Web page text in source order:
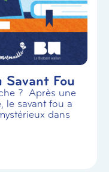
Savant Fou
? Après une
le savant fou a
dans